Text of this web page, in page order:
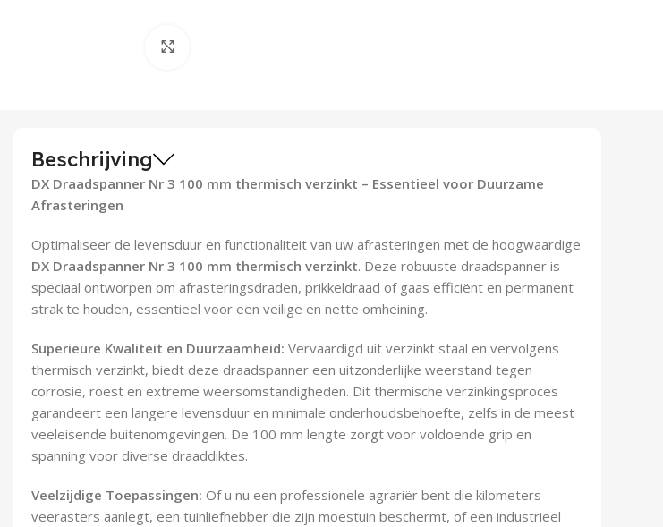
Beschrijving
DX Draadspanner Nr 3 100 mm thermisch verzinkt – Essentieel voor Duurzame
Afrasteringen
Optimaliseer de levensduur en functionaliteit van uw afrasteringen met de hoogwaardige
DX Draadspanner Nr 3 100 mm thermisch verzinkt. Deze robuuste draadspanner is
speciaal ontworpen om afrasteringsdraden, prikkeldraad of gaas efficiënt en permanent
strak te houden, essentieel voor een veilige en nette omheining.
Superieure Kwaliteit en Duurzaamheid: Vervaardigd uit verzinkt staal en vervolgens
thermisch verzinkt, biedt deze draadspanner een uitzonderlijke weerstand tegen
corrosie, roest en extreme weersomstandigheden. Dit thermische verzinkingsproces
garandeert een langere levensduur en minimale onderhoudsbehoefte, zelfs in de meest
veeleisende buitenomgevingen. De 100 mm lengte zorgt voor voldoende grip en
spanning voor diverse draaddiktes.
Veelzijdige Toepassingen: Of u nu een professionele agrariër bent die kilometers
veerasters aanlegt, een tuinliefhebber die zijn moestuin beschermt, of een industrieel